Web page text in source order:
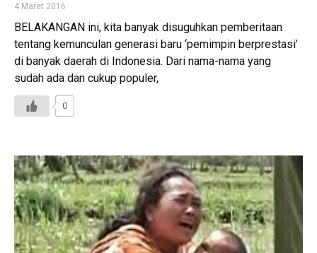
4 Maret 2016
BELAKANGAN ini, kita banyak disuguhkan pemberitaan
tentang kemunculan generasi baru ‘pemimpin berprestasi’
di banyak daerah di Indonesia. Dari nama-nama yang
sudah ada dan cukup populer,
0